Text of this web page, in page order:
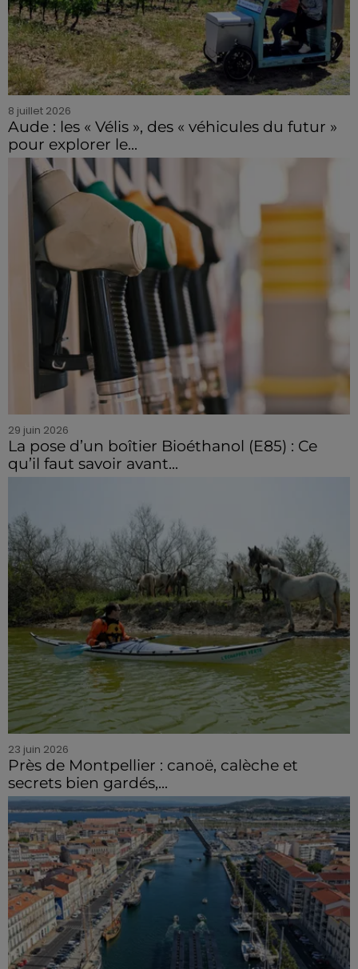
8 juillet 2026
Aude : les « Vélis », des « véhicules du futur »
pour explorer le...
29 juin 2026
La pose d’un boîtier Bioéthanol (E85) : Ce
qu’il faut savoir avant...
23 juin 2026
Près de Montpellier : canoë, calèche et
secrets bien gardés,...